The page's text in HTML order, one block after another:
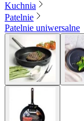
Kuchnia
Patelnie
Patelnie uniwersalne